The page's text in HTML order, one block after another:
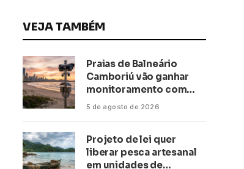
VEJA TAMBÉM
Praias de Balneário
Camboriú vão ganhar
monitoramento com
inteligência artificial
5 de agosto de 2026
Projeto de lei quer
liberar pesca artesanal
em unidades de